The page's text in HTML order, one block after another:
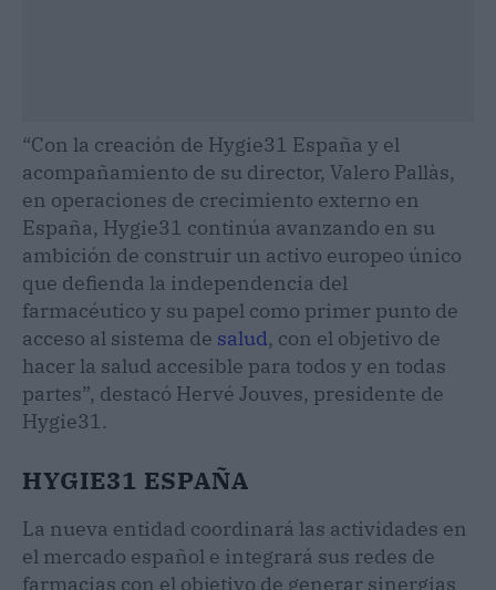
“Con la creación de Hygie31 España y el
acompañamiento de su director, Valero Pallàs,
en operaciones de crecimiento externo en
España, Hygie31 continúa avanzando en su
ambición de construir un activo europeo único
que defienda la independencia del
farmacéutico y su papel como primer punto de
acceso al sistema de salud, con el objetivo de
hacer la salud accesible para todos y en todas
partes”, destacó Hervé Jouves, presidente de
Hygie31.
HYGIE31 ESPAÑA
La nueva entidad coordinará las actividades en
el mercado español e integrará sus redes de
farmacias con el objetivo de generar sinergias